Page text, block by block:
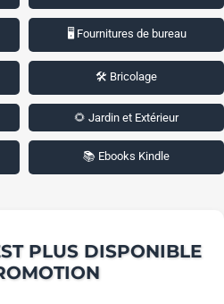
🖥️ Fournitures de bureau
🛠️ Bricolage
🌻 Jardin et Extérieur
📚 Ebooks Kindle
PLUS DISPONIBLE